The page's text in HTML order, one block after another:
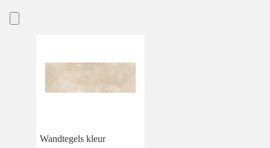
Wandtegels kleur